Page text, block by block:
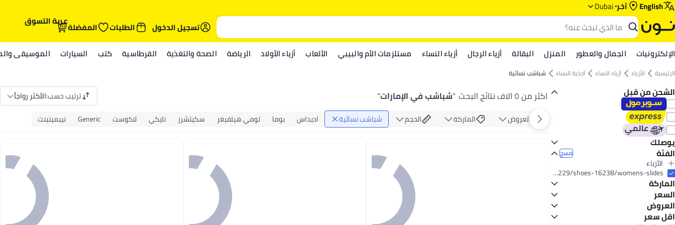
English آخر Dubai
تسجيل الدخول
الطلبات المفضلةعربة التسوق
الإلكترونيات الجمال والعطور المنزل البقالة أزياء الرجال أزياء النساء مستلزمات الأم والبيبي الألعاب أزياء الأولاد الرياضة الصحة والتغذية القرطاسية كتب السيارات الموسيقى
الرئيسية الأزياء أزياء النساء أحذية النساء شباشب نسائية
الشحن من قبل
يوصلك
اليوم
الفئة مسح
الأزياء
الكل الأزياء
أزياء النساء
الكل أزياء النساء
أحذية النساء
الكل أحذية النساء
صنادل نسائية
أزياء الرجال
الكل أزياء الرجال
أحذية الرجال
الكل أحذية الرجال
fashion/women-31229/shoes-16238/womens-slides
الماركة
تومي هيلفيغر
اديداس
السعر
عرض التنائج العروض
عرض الميجا 📣
اقل سعر
اكثر من ٥ الاف نتائج البحث "شباشب في الإمارات" ترتيب حسب:الأكثر رواجاً
العروض
الماركة الحجم شباشب نسائية اديداس بوما تومي هيلفيغر سكيتشرز نايكي لاكوست Generic نيبمينينت